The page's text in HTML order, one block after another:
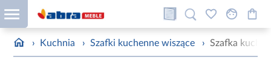
› Kuchnia › Szafki kuchenne wiszące › Szafka